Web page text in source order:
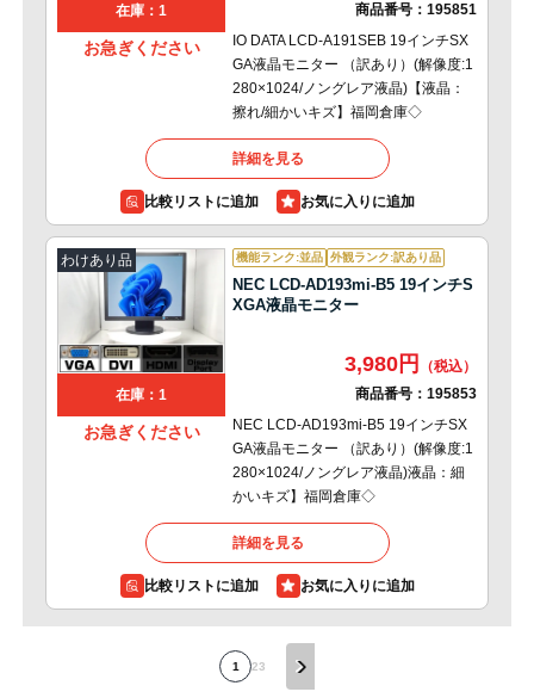
在庫：1
お急ぎください
商品番号： 195851
IO DATA LCD-A191SEB 19インチSX
GA液晶モニター （訳あり）(解像度:1
280×1024/ノングレア液晶)【液晶：
擦れ/細かいキズ】福岡倉庫◇
詳細を見る
比較リストに追加
わけあり品
在庫：1
お急ぎください
機能ランク:並品 外観ランク:訳あり品
NEC LCD-AD193mi-B5 19インチS
XGA液晶モニター
3,980円
商品番号： 195853
NEC LCD-AD193mi-B5 19インチSX
GA液晶モニター （訳あり）(解像度:1
280×1024/ノングレア液晶)液晶：細
かいキズ】福岡倉庫◇
詳細を見る
比較リストに追加
1 23